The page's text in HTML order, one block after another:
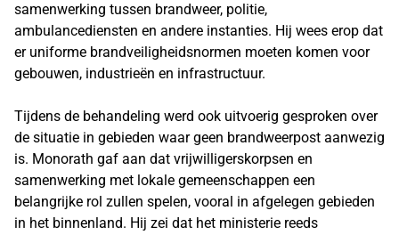
samenwerking tussen brandweer, politie,
ambulancediensten en andere instanties. Hij wees erop dat
er uniforme brandveiligheidsnormen moeten komen voor
gebouwen, industrieën en infrastructuur.
Tijdens de behandeling werd ook uitvoerig gesproken over
de situatie in gebieden waar geen brandweerpost aanwezig
is. Monorath gaf aan dat vrijwilligerskorpsen en
samenwerking met lokale gemeenschappen een
belangrijke rol zullen spelen, vooral in afgelegen gebieden
in het binnenland. Hij zei dat het ministerie reeds